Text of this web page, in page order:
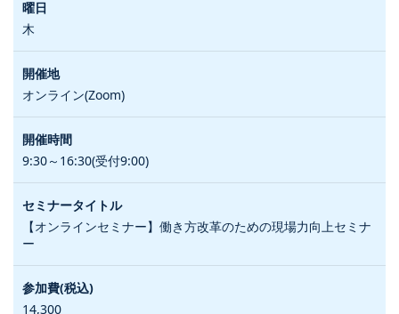
木
オンライン(Zoom)
9:30～16:30(受付9:00)
【オンラインセミナー】働き方改革のための現場力向上セミナ
ー
14,300